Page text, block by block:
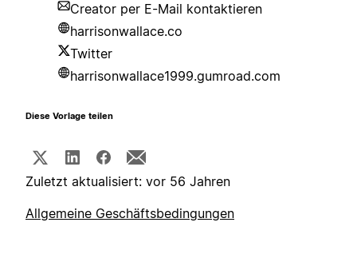
Creator per E-Mail kontaktieren
harrisonwallace.co
Twitter
harrisonwallace1999.gumroad.com
Diese Vorlage teilen
Zuletzt aktualisiert: vor 56 Jahren
Allgemeine Geschäftsbedingungen